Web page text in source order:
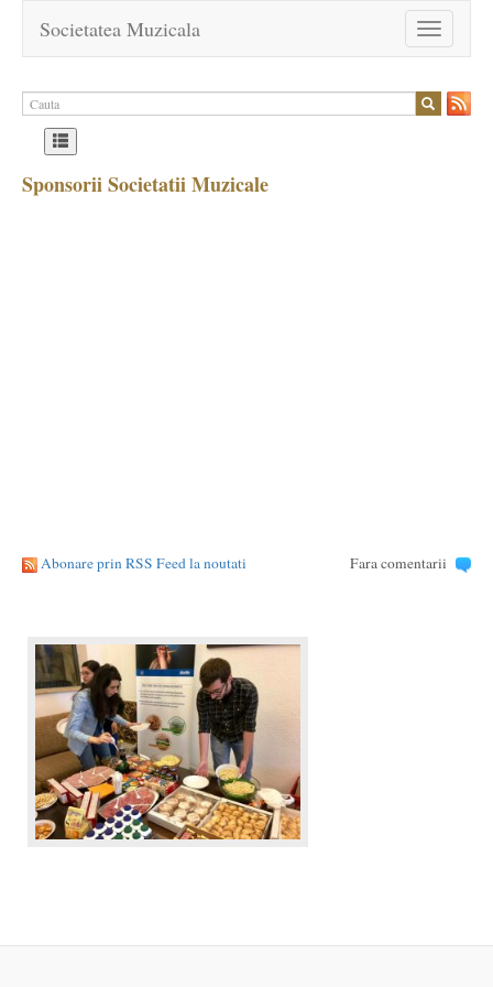
Toggle
navigation
Societatea Muzicala
Sponsorii Societatii Muzicale
Abonare prin RSS Feed la noutati Fara comentarii